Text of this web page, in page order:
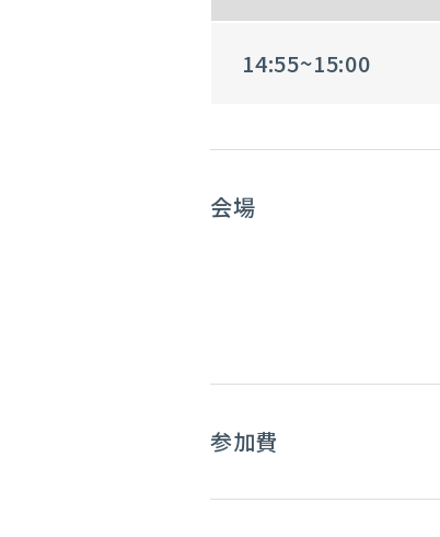
14:55~15:00
会場
参加費